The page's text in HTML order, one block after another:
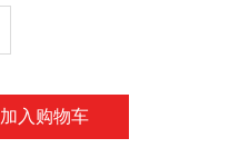
加入购物车